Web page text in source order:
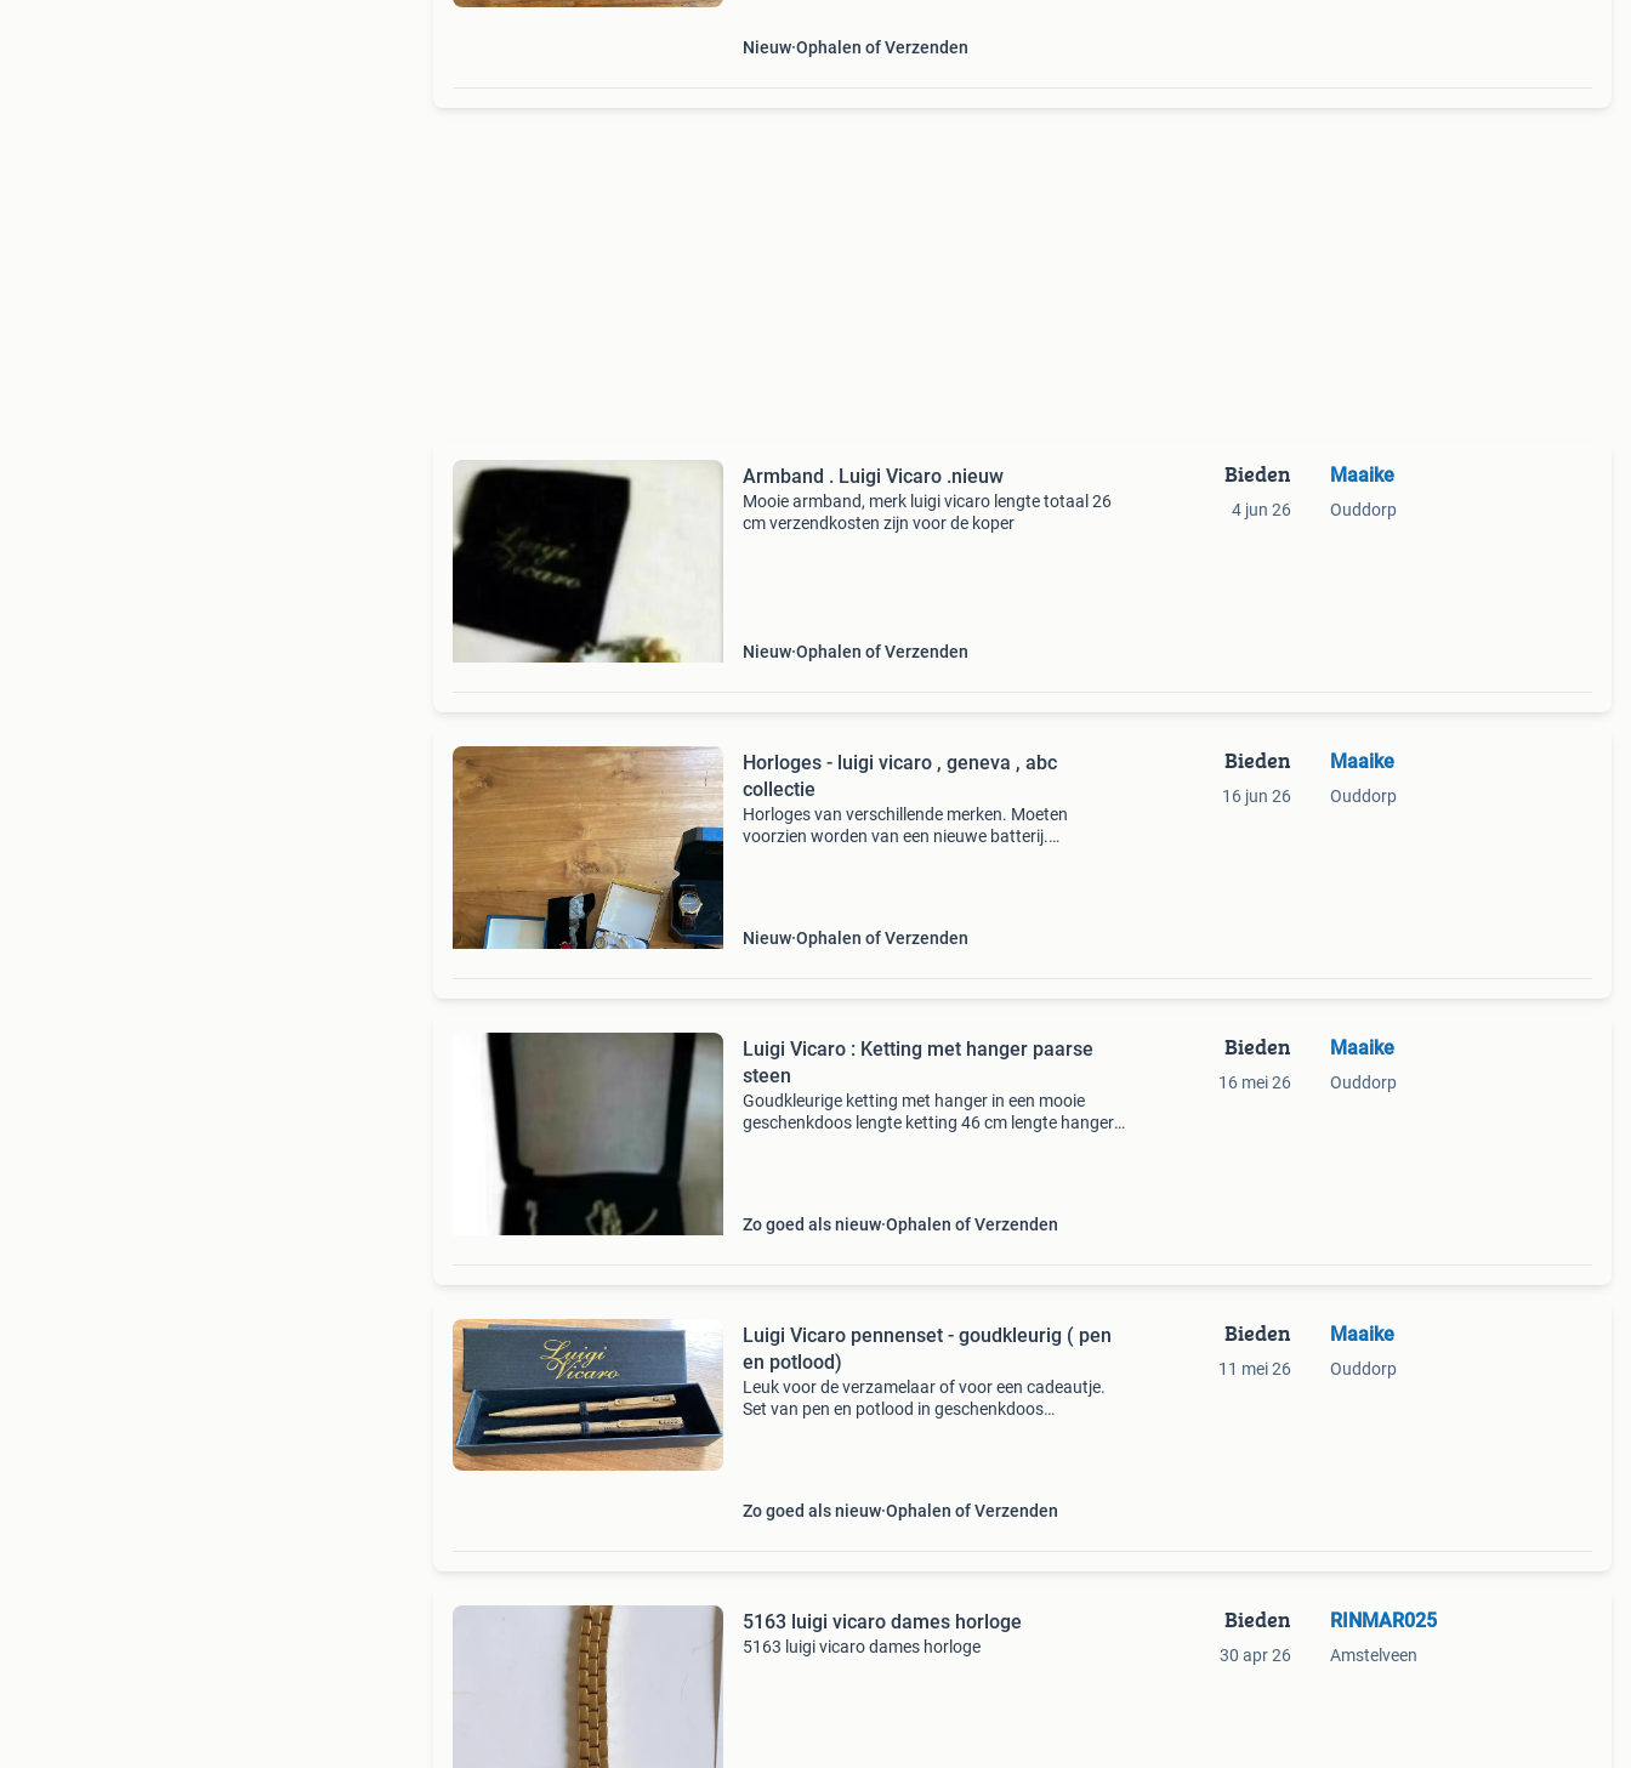
Nieuw Ophalen of Verzenden
Armband . Luigi Vicaro .nieuw
Mooie armband, merk luigi vicaro lengte totaal 26
cm verzendkosten zijn voor de koper
Nieuw Ophalen of Verzenden
Bieden
4 jun 26
Maaike
Ouddorp
Horloges - luigi vicaro , geneva , abc
collectie
Horloges van verschillende merken. Moeten
voorzien worden van een nieuwe batterij.
Nieuw Ophalen of Verzenden
Bieden
16 jun 26
Maaike
Ouddorp
Luigi Vicaro : Ketting met hanger paarse
steen
Goudkleurige ketting met hanger in een mooie
geschenkdoos lengte ketting 46 cm lengte hanger 2
Zo goed als nieuw Ophalen of Verzenden
Bieden
16 mei 26
Maaike
Ouddorp
Luigi Vicaro pennenset - goudkleurig ( pen
en potlood)
Leuk voor de verzamelaar of voor een cadeautje.
Set van pen en potlood in geschenkdoos
Zo goed als nieuw Ophalen of Verzenden
Bieden
11 mei 26
Maaike
Ouddorp
5163 luigi vicaro dames horloge
5163 luigi vicaro dames horloge
Bieden
30 apr 26
RINMAR025
Amstelveen